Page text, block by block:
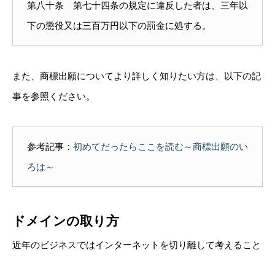
第八十条 第七十四条の規定に違反した者は、三年以
下の懲役又は三百万円以下の罰金に処する。
また、商標出願についてより詳しく知りたい方は、以下の記
事を参照ください。
参考記事： 初めてだったらここを読む～商標出願のい
ろは～
ドメインの取り方
近年のビジネスではインターネットを切り離して考えること